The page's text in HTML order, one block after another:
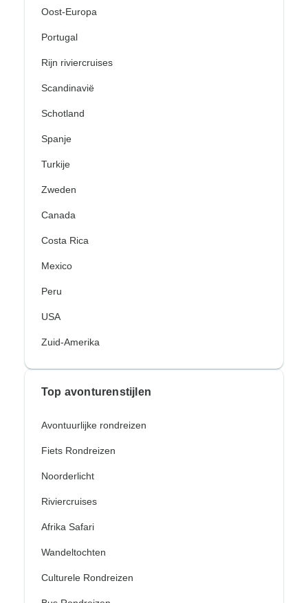
Oost-Europa
Portugal
Rijn riviercruises
Scandinavië
Schotland
Spanje
Turkije
Zweden
Canada
Costa Rica
Mexico
Peru
USA
Zuid-Amerika
Top avonturenstijlen
Avontuurlijke rondreizen
Fiets Rondreizen
Noorderlicht
Riviercruises
Afrika Safari
Wandeltochten
Culturele Rondreizen